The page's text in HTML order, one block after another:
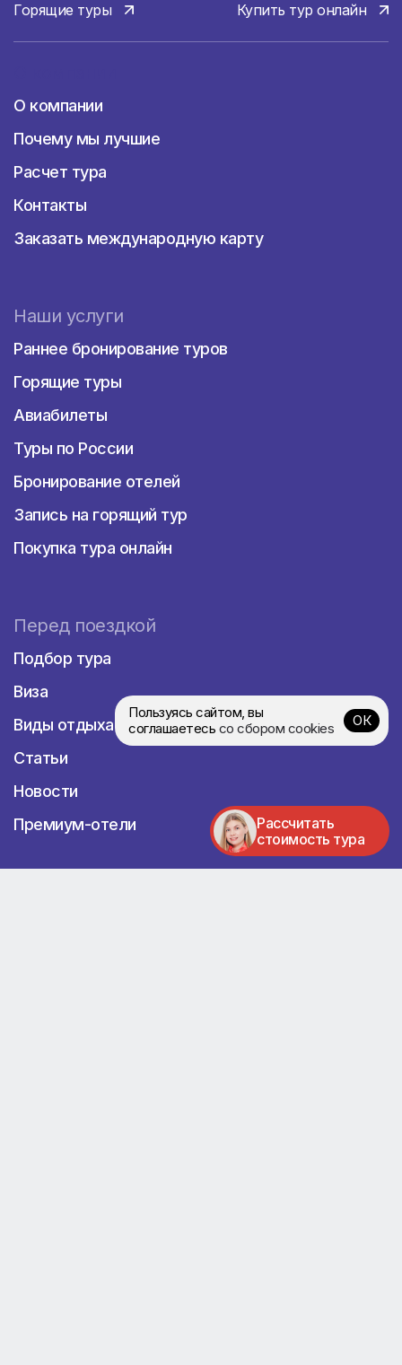
Рассчитать
стоимость тура
Горящие туры Купить тур онлайн
О компании
Почему мы лучшие
Расчет тура
Контакты
Заказать международную карту
Наши услуги
Раннее бронирование туров
Горящие туры
Авиабилеты
Туры по России
Бронирование отелей
Запись на горящий тур
Покупка тура онлайн
Перед поездкой
Подбор тура
Виза
Виды отдыха
Статьи
Новости
Премиум-отели
Пользуясь сайтом, вы
соглашаетесь со сбором cookies ОК